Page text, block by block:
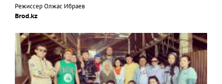
Режиссер Олжас Ибраев
Brod.kz